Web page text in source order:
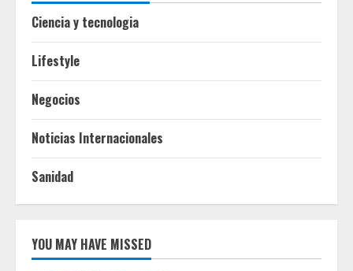
Ciencia y tecnologia
Lifestyle
Negocios
Noticias Internacionales
Sanidad
YOU MAY HAVE MISSED